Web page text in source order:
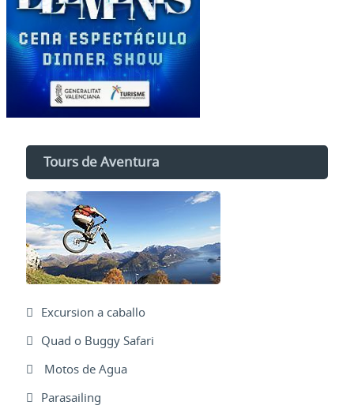
Tours de Aventura
Excursion a caballo
Quad o Buggy Safari
Motos de Agua
Parasailing